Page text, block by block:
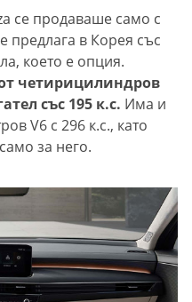
се продаваше само с
предлага в Корея със
което е опция.
четирицилиндров
със 195 к.с. Има и
V6 с 296 к.с., като
за него.